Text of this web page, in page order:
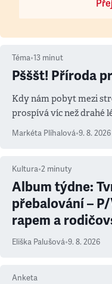
Téma•13 minut
Pšššt! Příroda
Kdy nám pobyt mezi
prospívá víc než drahé
Markéta Plíhalová•9. 8. 2026
Kultura•2 minuty
Album týdne:
přebalování –
rapem a
Eliška Palušová•9. 8. 2026
Anketa